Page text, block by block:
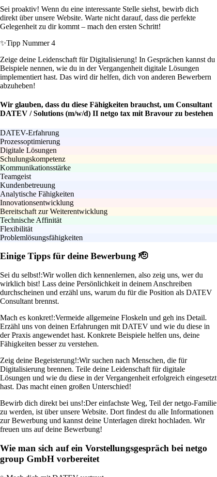
Sei proaktiv! Wenn du eine interessante Stelle siehst, bewirb dich
direkt über unsere Website. Warte nicht darauf, dass die perfekte
Gelegenheit zu dir kommt – mach den ersten Schritt!
✨Tipp Nummer 4
Zeige deine Leidenschaft für Digitalisierung! In Gesprächen kannst du
Beispiele nennen, wie du in der Vergangenheit digitale Lösungen
implementiert hast. Das wird dir helfen, dich von anderen Bewerbern
abzuheben!
Wir glauben, dass du diese Fähigkeiten brauchst, um Consultant
DATEV / Solutions (m/w/d) II netgo tax mit Bravour zu bestehen
DATEV-Erfahrung
Prozessoptimierung
Digitale Lösungen
Schulungskompetenz
Kommunikationsstärke
Teamgeist
Kundenbetreuung
Analytische Fähigkeiten
Innovationsentwicklung
Bereitschaft zur Weiterentwicklung
Technische Affinität
Flexibilität
Problemlösungsfähigkeiten
Einige Tipps für deine Bewerbung 🫡
Sei du selbst!:Wir wollen dich kennenlernen, also zeig uns, wer du
wirklich bist! Lass deine Persönlichkeit in deinem Anschreiben
durchscheinen und erzähl uns, warum du für die Position als DATEV
Consultant brennst.
Mach es konkret!:Vermeide allgemeine Floskeln und geh ins Detail.
Erzähl uns von deinen Erfahrungen mit DATEV und wie du diese in
der Praxis angewendet hast. Konkrete Beispiele helfen uns, deine
Fähigkeiten besser zu verstehen.
Zeig deine Begeisterung!:Wir suchen nach Menschen, die für
Digitalisierung brennen. Teile deine Leidenschaft für digitale
Lösungen und wie du diese in der Vergangenheit erfolgreich eingesetzt
hast. Das macht einen großen Unterschied!
Bewirb dich direkt bei uns!:Der einfachste Weg, Teil der netgo-Familie
zu werden, ist über unsere Website. Dort findest du alle Informationen
zur Bewerbung und kannst deine Unterlagen direkt hochladen. Wir
freuen uns auf deine Bewerbung!
Wie man sich auf ein Vorstellungsgespräch bei netgo
group GmbH vorbereitet